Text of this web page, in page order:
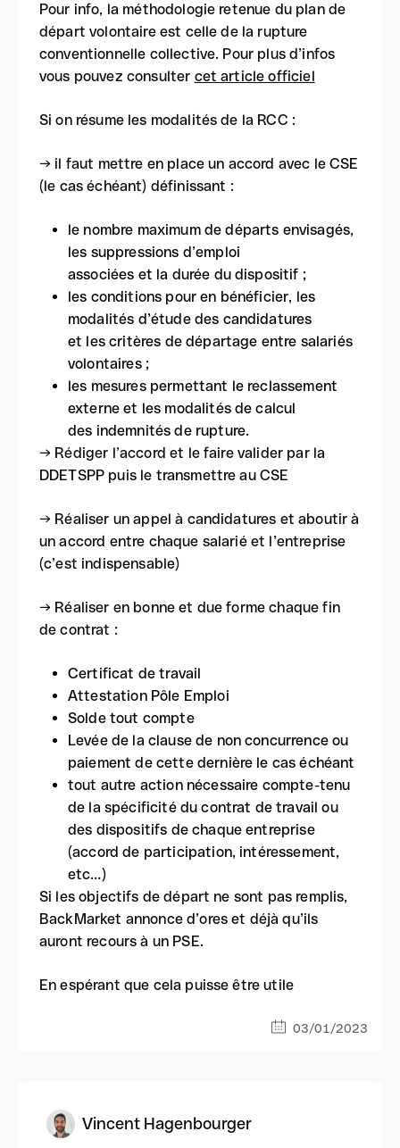
Pour info, la méthodologie retenue du plan de
départ volontaire est celle de la rupture
conventionnelle collective. Pour plus d’infos
vous pouvez consulter cet article officiel
Si on résume les modalités de la RCC :
→ il faut mettre en place un accord avec le CSE
(le cas échéant) définissant :
le nombre maximum de départs envisagés,
les suppressions d’emploi
associées et la durée du dispositif ;
les conditions pour en bénéficier, les
modalités d’étude des candidatures
et les critères de départage entre salariés
volontaires ;
les mesures permettant le reclassement
externe et les modalités de calcul
des indemnités de rupture.
→ Rédiger l’accord et le faire valider par la
DDETSPP puis le transmettre au CSE
→ Réaliser un appel à candidatures et aboutir à
un accord entre chaque salarié et l’entreprise
(c’est indispensable)
→ Réaliser en bonne et due forme chaque fin
de contrat :
Certificat de travail
Attestation Pôle Emploi
Solde tout compte
Levée de la clause de non concurrence ou
paiement de cette dernière le cas échéant
tout autre action nécessaire compte-tenu
de la spécificité du contrat de travail ou
des dispositifs de chaque entreprise
(accord de participation, intéressement,
etc…)
Si les objectifs de départ ne sont pas remplis,
BackMarket annonce d’ores et déjà qu’ils
auront recours à un PSE.
En espérant que cela puisse être utile
03/01/2023
Vincent Hagenbourger